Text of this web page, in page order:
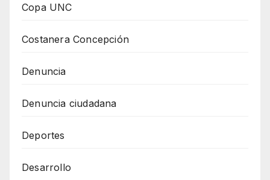
Copa UNC
Costanera Concepción
Denuncia
Denuncia ciudadana
Deportes
Desarrollo